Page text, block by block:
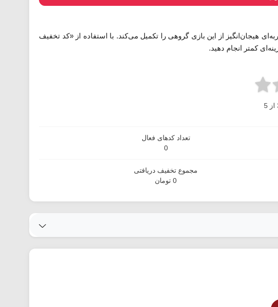
هیجان‌انگیز از این بازی گروهی را تکمیل می‌کند. با استفاده از «کد تخفیف
کمتر انجام دهید.
تعداد کدهای فعال
0
مجموع تخفیف دریافتی
0 تومان